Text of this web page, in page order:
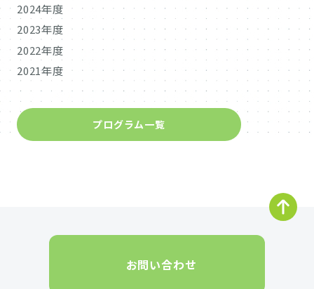
2024年度
2023年度
2022年度
2021年度
プログラム一覧
お問い合わせ